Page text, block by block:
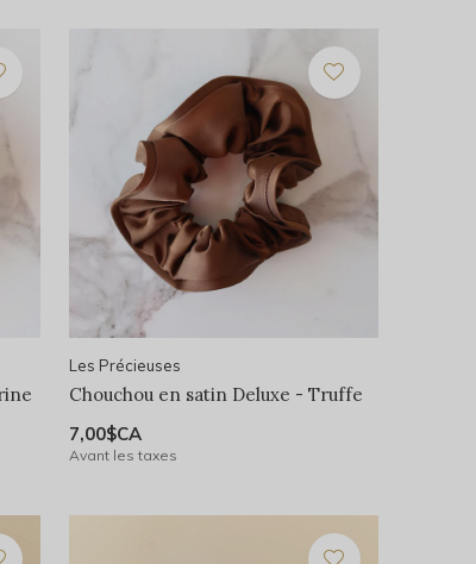
Les Précieuses
Chouchou en satin Deluxe - Truffe
7,00$CA
Avant les taxes